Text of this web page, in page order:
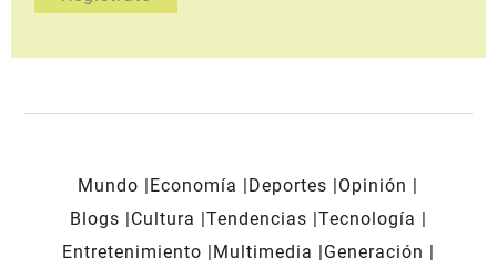
Mundo Economía Deportes
Opinión
Blogs
Cultura Tendencias Tecnología
Entretenimiento
Multimedia
Generación